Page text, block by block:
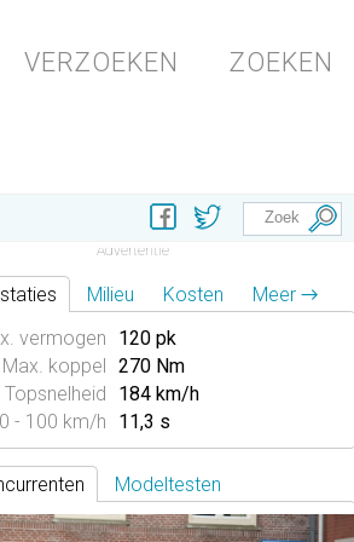
VERZOEKEN ZOEKEN
Milieu Kosten
Meer →
vermogen
120 pk
Max. koppel 270 Nm
Topsnelheid
184 km/h
0 - 100 km/h
11,3 s
Modeltesten